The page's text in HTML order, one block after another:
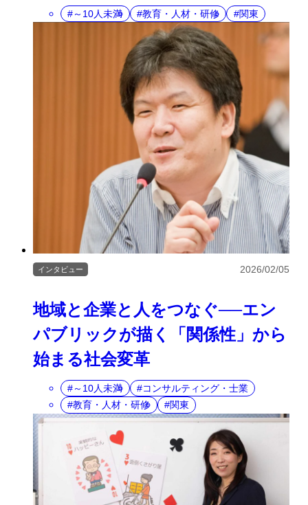
～10人未満 教育・人材・研修 関東
地域と企業と人をつなぐ──エン
パブリックが描く「関係性」から
始まる社会変革
インタビュー 2026/02/05
～10人未満
コンサルティング・士業
教育・人材・研修
関東